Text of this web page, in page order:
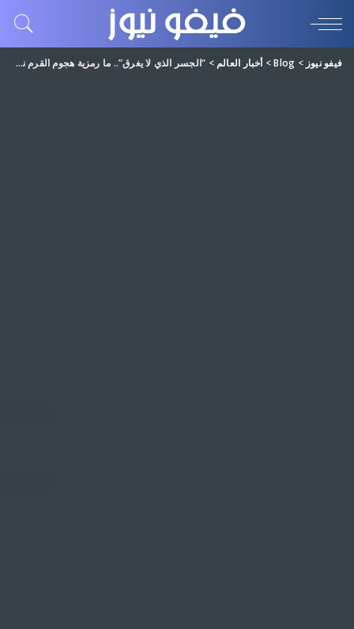
فيفو نيوز >
Blog
> أخبار العالم > “الجسر الذي لا يغرق”.. ما رمزية هجوم القرم نقطة ضعف بوتين؟